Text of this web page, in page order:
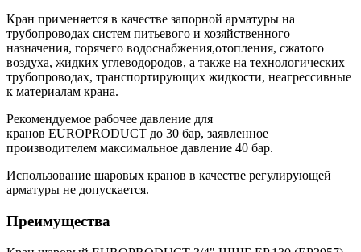
Кран применяется в качестве запорной арматуры на
трубопроводах систем питьевого и хозяйственного
назначения, горячего водоснабжения,отопления, сжатого
воздуха, жидких углеводородов, а также на технологических
трубопроводах, транспортирующих жидкости, неагрессивные
к материалам крана.
Рекомендуемое рабочее давление для
кранов EUROPRODUCT до 30 бар, заявленное
производителем максимальное давление 40 бар.
Использование шаровых кранов в качестве регулирующей
арматуры не допускается.
Преимущества